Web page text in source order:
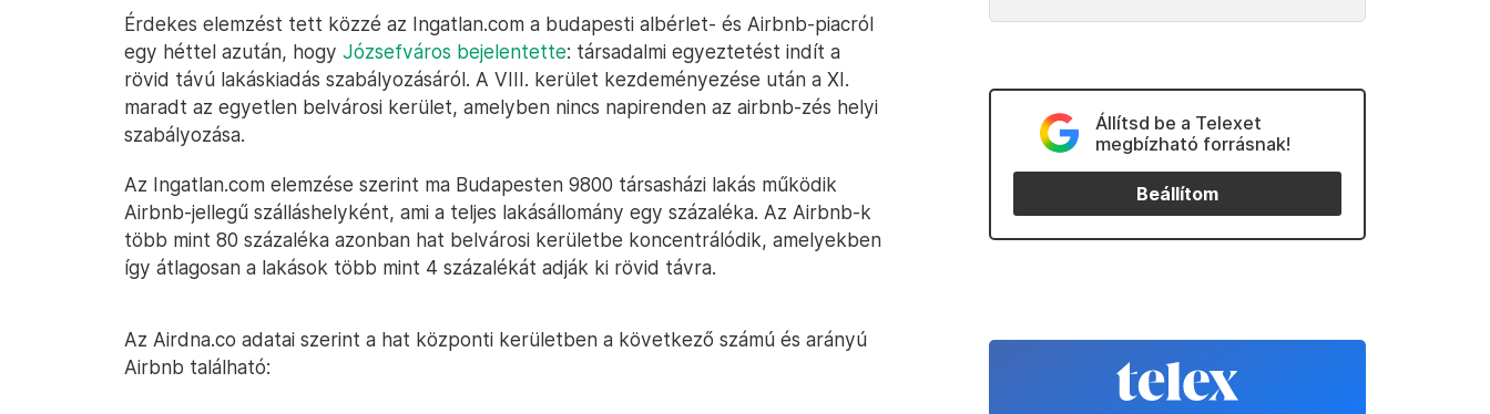
Érdekes elemzést tett közzé az Ingatlan.com a budapesti albérlet- és Airbnb-piacról
egy héttel azután, hogy Józsefváros bejelentette: társadalmi egyeztetést indít a
rövid távú lakáskiadás szabályozásáról. A VIII. kerület kezdeményezése után a XI.
maradt az egyetlen belvárosi kerület, amelyben nincs napirenden az airbnb-zés helyi
szabályozása.
Az Ingatlan.com elemzése szerint ma Budapesten 9800 társasházi lakás működik
Airbnb-jellegű szálláshelyként, ami a teljes lakásállomány egy százaléka. Az Airbnb-k
több mint 80 százaléka azonban hat belvárosi kerületbe koncentrálódik, amelyekben
így átlagosan a lakások több mint 4 százalékát adják ki rövid távra.
Az Airdna.co adatai szerint a hat központi kerületben a következő számú és arányú
Airbnb található:
Állítsd be a Telexet
megbízható forrásnak!
Beállítom